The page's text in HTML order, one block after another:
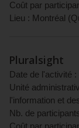
Coût par
Lieu : Montréal (
Pluralsight
Date de l'activité :
Unité
l'information et
Nb. de